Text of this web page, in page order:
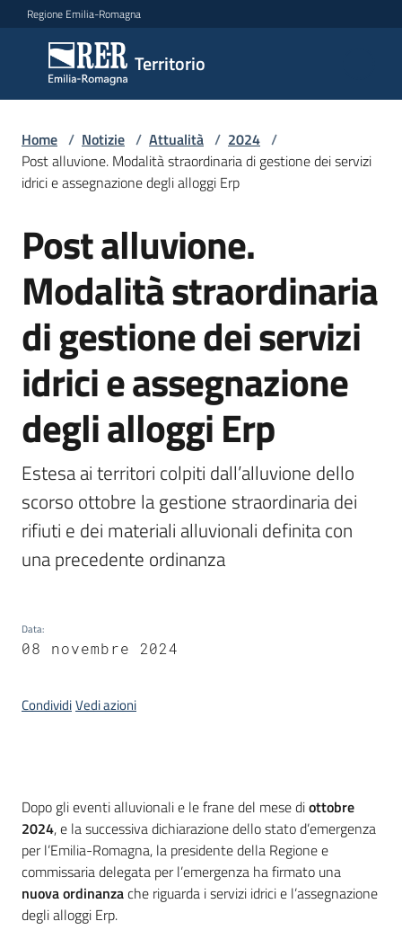
Vai al contenuto
Vai alla navigazione
Vai al footer
Regione Emilia-Romagna
Territorio
Territorio
Argomenti
Servizi
Leggi
Atti
Bandi
Piani
Programmi
Progetti
Seguici
su
Home / Notizie / Attualità / 2024 /
Post alluvione. Modalità straordinaria di gestione dei servizi
idrici e assegnazione degli alloggi Erp
Salta al contenuto
Post alluvione.
Modalità straordinaria
di gestione dei servizi
idrici e assegnazione
degli alloggi Erp
Estesa ai territori colpiti dall’alluvione dello
scorso ottobre la gestione straordinaria dei
rifiuti e dei materiali alluvionali definita con
Data:
08 novembre 2024
CondividiVedi azioni
Introduzione
Dopo gli eventi alluvionali e le frane del mese diottobre
2024, e la successiva dichiarazione dello stato d’emergenza
per l’Emilia-Romagna, la presidente della Regione e
commissaria delegata per l’emergenza ha firmato una
nuova ordinanzache riguarda i servizi idrici e l’assegnazione
degli alloggi Erp.